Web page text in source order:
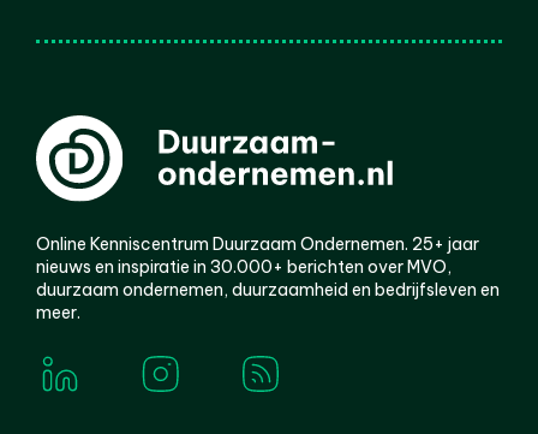
Online Kenniscentrum Duurzaam Ondernemen. 25+ jaar
nieuws en inspiratie in 30.000+ berichten over MVO,
duurzaam ondernemen, duurzaamheid en bedrijfsleven en
meer.